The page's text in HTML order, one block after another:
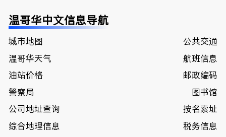
温哥华中文信息导航
城市地图
公共交通
温哥华天气
航班信息
油站价格
邮政编码
警察局
图书馆
公司地址查询
按名索址
综合地理信息
税务信息